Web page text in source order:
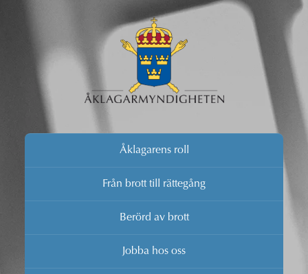
Åklagarens roll
Från brott till rättegång
Berörd av brott
Jobba hos oss